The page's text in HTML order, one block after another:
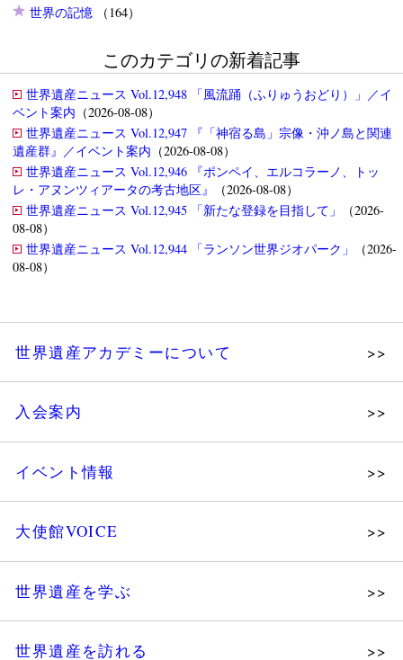
世界の記憶（164）
このカテゴリの新着記事
世界遺産ニュース Vol.12,948 「風流踊（ふりゅうおどり）」／イ
ベント案内 （2026-08-08）
世界遺産ニュース Vol.12,947 『「神宿る島」宗像・沖ノ島と関連
遺産群』／イベント案内 （2026-08-08）
世界遺産ニュース Vol.12,946 『ポンペイ、エルコラーノ、トッ
レ・アヌンツィアータの考古地区』
（2026-08-08）
世界遺産ニュース Vol.12,945 「新たな登録を目指して」
（2026-
08-08）
世界遺産ニュース Vol.12,944 「ランソン世界ジオパーク」
（2026-
08-08）
世界遺産アカデミーについて
組織図・役員
法人会員・協賛団体／公認団体
入会案内
イベント情報
ツアー情報
大使館VOICE
世界遺産を学ぶ
世界遺産を訪れる